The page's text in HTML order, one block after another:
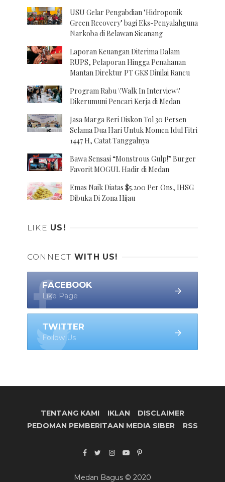
USU Gelar Pengabdian "Hidroponik
Green Recovery" bagi Eks-Penyalahguna
Narkoba di Belawan Sicanang
Laporan Keuangan Diterima Dalam
RUPS, Pelaporan Hingga Penahanan
Mantan Direktur PT GKS Dinilai Rancu
Program Rabu \'Walk In Interview\'
Dikerumuni Pencari Kerja di Medan
Jasa Marga Beri Diskon Tol 30 Persen
Selama Dua Hari Untuk Momen Idul Fitri
1447 H, Catat Tanggalnya
Bawa Sensasi “Monstrous Gulp!” Burger
Favorit MOGUL Hadir di Medan
Emas Naik Diatas $5.200 Per Ons, IHSG
Dibuka Di Zona Hijau
LIKE US!
CONNECT WITH US!
FACEBOOK
Like Page
TWITTER
Follow Us
TENTANG KAMI IKLAN
DISCLAIMER
PEDOMAN PEMBERITAAN MEDIA SIBER
RSS
Medan Bagus © 2020